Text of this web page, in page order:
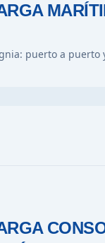
puerto a puerto